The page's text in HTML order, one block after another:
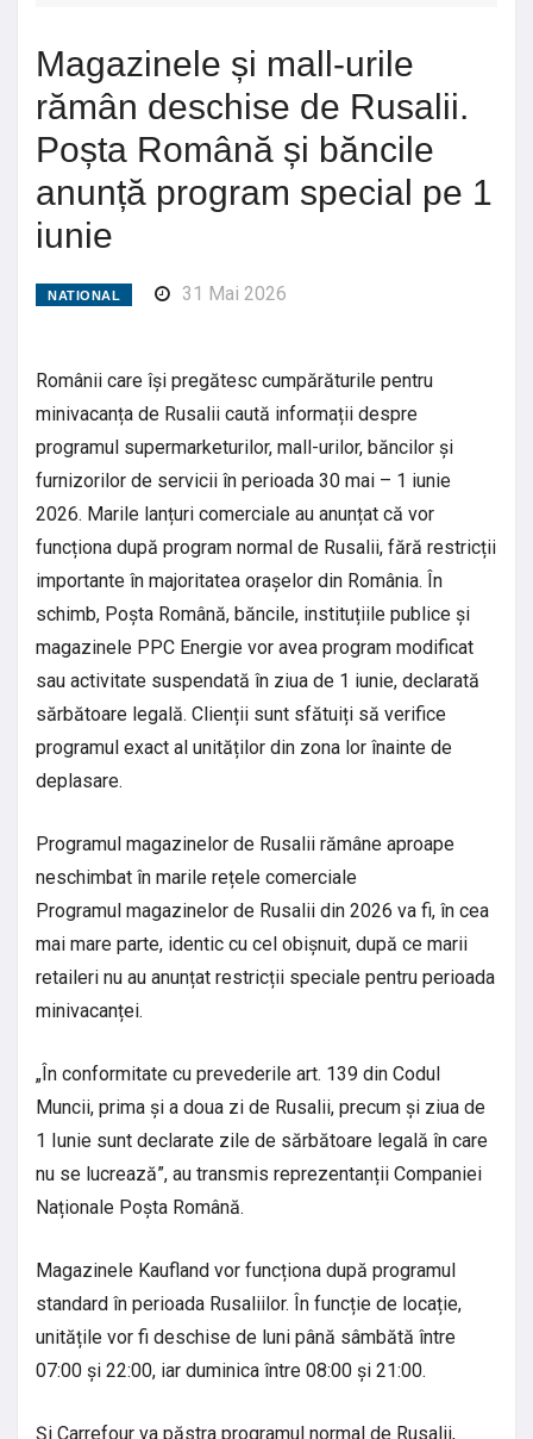
Magazinele și mall-urile
rămân deschise de Rusalii.
Poșta Română și băncile
anunță program special pe 1
iunie
NATIONAL 31 Mai 2026
Românii care își pregătesc cumpărăturile pentru
minivacanța de Rusalii caută informații despre
programul supermarketurilor, mall-urilor, băncilor și
furnizorilor de servicii în perioada 30 mai – 1 iunie
2026. Marile lanțuri comerciale au anunțat că vor
funcționa după program normal de Rusalii, fără restricții
importante în majoritatea orașelor din România. În
schimb, Poșta Română, băncile, instituțiile publice și
magazinele PPC Energie vor avea program modificat
sau activitate suspendată în ziua de 1 iunie, declarată
sărbătoare legală. Clienții sunt sfătuiți să verifice
programul exact al unităților din zona lor înainte de
deplasare.
Programul magazinelor de Rusalii rămâne aproape
neschimbat în marile rețele comerciale
Programul magazinelor de Rusalii din 2026 va fi, în cea
mai mare parte, identic cu cel obișnuit, după ce marii
retaileri nu au anunțat restricții speciale pentru perioada
minivacanței.
„În conformitate cu prevederile art. 139 din Codul
Muncii, prima și a doua zi de Rusalii, precum și ziua de
1 Iunie sunt declarate zile de sărbătoare legală în care
nu se lucrează”, au transmis reprezentanții Companiei
Naționale Poșta Română.
Magazinele Kaufland vor funcționa după programul
standard în perioada Rusaliilor. În funcție de locație,
unitățile vor fi deschise de luni până sâmbătă între
07:00 și 22:00, iar duminica între 08:00 și 21:00.
Și Carrefour va păstra programul normal de Rusalii,